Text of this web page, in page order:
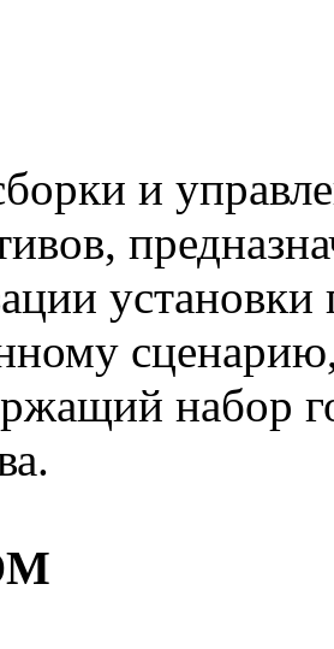
и
набор